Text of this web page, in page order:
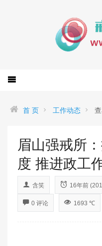
首 页 工作动态
眉山强戒所
度 推进政工
含笑 16年前
0 评论 1693 ℃